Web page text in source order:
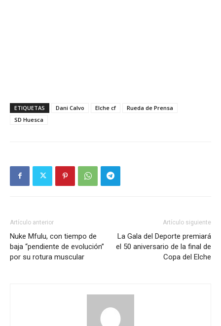
ETIQUETAS Dani Calvo Elche cf
Rueda de Prensa
SD Huesca
Artículo anterior
Nuke Mfulu, con tiempo de
baja “pendiente de evolución”
por su rotura muscular
Artículo siguiente
La Gala del Deporte premiará
el 50 aniversario de la final de
Copa del Elche